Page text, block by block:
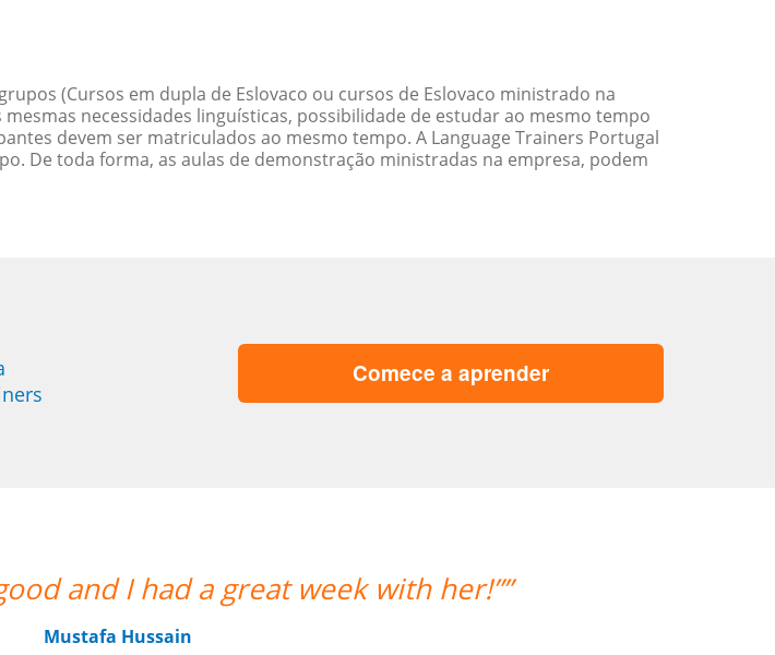
(Cursos em dupla de Eslovaco ou cursos de Eslovaco ministrado na
necessidades linguísticas, possibilidade de estudar ao mesmo tempo
devem ser matriculados ao mesmo tempo. A Language Trainers Portugal
De toda forma, as aulas de demonstração ministradas na empresa, podem
Comece a aprender
and I had a great week with her!””
Mustafa Hussain